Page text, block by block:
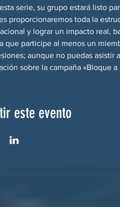
serie, su grupo estará listo
proporcionaremos toda la
y lograr un impacto real,
que participe al menos un
aunque no puedas asistir
sobre la campaña «Bloque a
este evento